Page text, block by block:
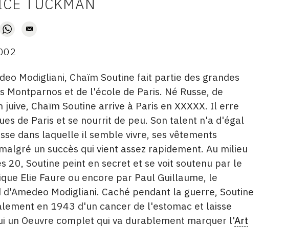
Modigliani, Chaïm Soutine fait partie des grandes
Montparnos et de l'école de Paris. Né Russe, de
juive, Chaïm Soutine arrive à Paris en XXXXX. Il erre
de Paris et se nourrit de peu. Son talent n'a d'égal
dans laquelle il semble vivre, ses vêtements
un succès qui vient assez rapidement. Au milieu
20, Soutine peint en secret et se voit soutenu par le
Elie Faure ou encore par Paul Guillaume, le
d'Amedeo Modigliani. Caché pendant la guerre, Soutine
en 1943 d'un cancer de l'estomac et laisse
un Oeuvre complet qui va durablement marquer l'Art